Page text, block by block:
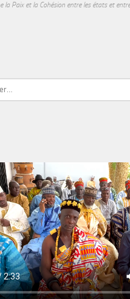
la Paix et la Cohésion entre les états et